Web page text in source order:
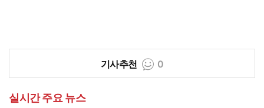
기사추천 0
실시간 주요 뉴스